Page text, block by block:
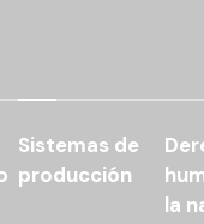
Sistemas de
producción
la